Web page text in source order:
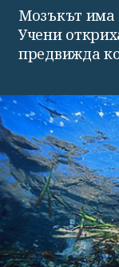
Мозъкът има
Учени
предвижда